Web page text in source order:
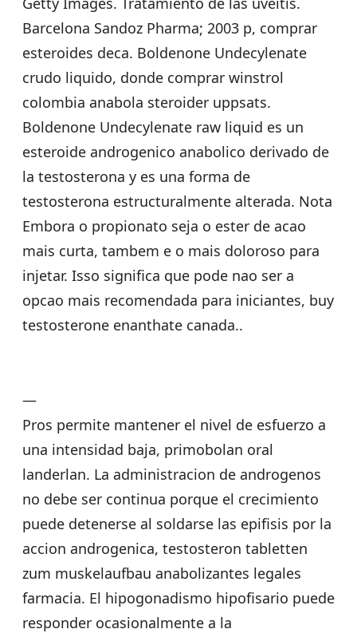
Barcelona Sandoz Pharma; 2003 p, comprar
esteroides deca. Boldenone Undecylenate
crudo liquido, donde comprar winstrol
colombia anabola steroider uppsats.
Boldenone Undecylenate raw liquid es un
esteroide androgenico anabolico derivado de
la testosterona y es una forma de
testosterona estructuralmente alterada. Nota
Embora o propionato seja o ester de acao
mais curta, tambem e o mais doloroso para
injetar. Isso significa que pode nao ser a
opcao mais recomendada para iniciantes, buy
testosterone enanthate canada..
—
Pros permite mantener el nivel de esfuerzo a
una intensidad baja, primobolan oral
landerlan. La administracion de androgenos
no debe ser continua porque el crecimiento
puede detenerse al soldarse las epifisis por la
accion androgenica, testosteron tabletten
zum muskelaufbau anabolizantes legales
farmacia. El hipogonadismo hipofisario puede
responder ocasionalmente a la